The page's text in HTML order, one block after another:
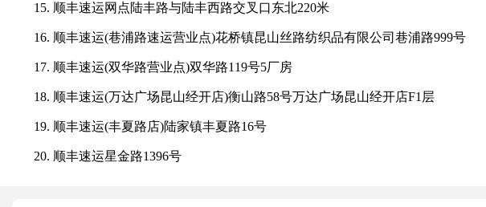
15. 顺丰速运网点陆丰路与陆丰西路交叉口东北220米
16. 顺丰速运(巷浦路速运营业点)花桥镇昆山丝路纺织品有限公司巷浦路999号
17. 顺丰速运(双华路营业点)双华路119号5厂房
18. 顺丰速运(万达广场昆山经开店)衡山路58号万达广场昆山经开店F1层
19. 顺丰速运(丰夏路店)陆家镇丰夏路16号
20. 顺丰速运星金路1396号